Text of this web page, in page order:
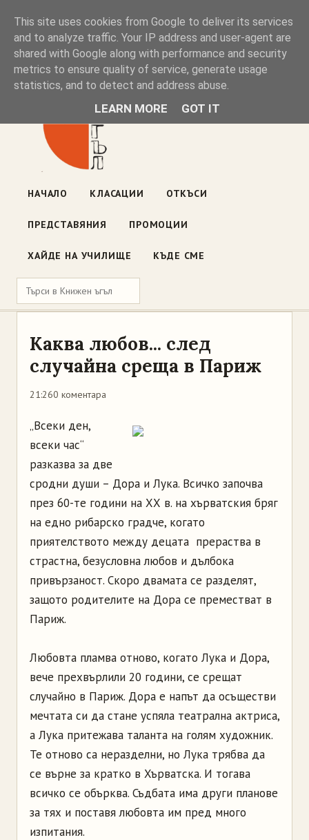
Книжен ъгъл
Блог на книжарницата — класации, откъси, нови книги
ул. „Оборище" 117, София· пон–пет 10:00–19:00 ·
НАЧАЛО КЛАСАЦИИ ОТКЪСИ
ПРЕДСТАВЯНИЯ ПРОМОЦИИ
ХАЙДЕ НА УЧИЛИЩЕ КЪДЕ СМЕ
Каква любов... след
случайна среща в Париж
21:260 коментара
„Всеки ден,
всеки час“
разказва за две
сродни души – Дора и Лука. Всичко започва
през 60-те години на ХХ в. на хърватския бряг
на едно рибарско градче, когато
приятелството между децата прераства в
страстна, безусловна любов и дълбока
привързаност. Скоро двамата се разделят,
защото родителите на Дора се преместват в
Париж.
Любовта пламва отново, когато Лука и Дора,
вече прехвърлили 20 години, се срещат
случайно в Париж. Дора е напът да осъществи
мечтата си да стане успяла театрална актриса,
а Лука притежава таланта на голям художник.
Те отново са неразделни, но Лука трябва да
се върне за кратко в Хърватска. И тогава
всичко се обърква. Съдбата има други планове
за тях и поставя любовта им пред много
изпитания.
This site uses cookies from Google to deliver its services
and to analyze traffic. Your IP address and user-agent are
shared with Google along with performance and security
metrics to ensure quality of service, generate usage
statistics, and to detect and address abuse.
LEARN MORE GOT IT